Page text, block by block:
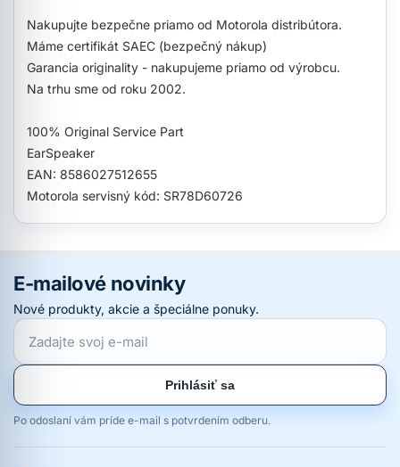
Nakupujte bezpečne priamo od Motorola distribútora.
Máme certifikát SAEC (bezpečný nákup)
Garancia originality - nakupujeme priamo od výrobcu.
Na trhu sme od roku 2002.
100% Original Service Part
EarSpeaker
EAN: 8586027512655
Motorola servisný kód: SR78D60726
E-mailové novinky
Nové produkty, akcie a špeciálne ponuky.
Prihlásiť sa
Po odoslaní vám príde e-mail s potvrdením odberu.